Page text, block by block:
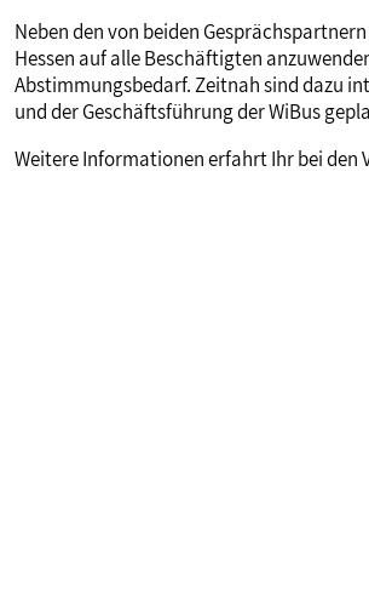
Neben den von beiden
Hessen auf alle Beschäftigten
Abstimmungsbedarf. Zeitnah sind dazu
und der Geschäftsführung der WiBus
Weitere Informationen erfahrt Ihr bei den